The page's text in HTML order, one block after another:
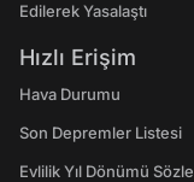
Edilerek Yasalaştı
Hızlı Erişim
Hava Durumu
Son Depremler Listesi
Evlilik Yıl Dönümü